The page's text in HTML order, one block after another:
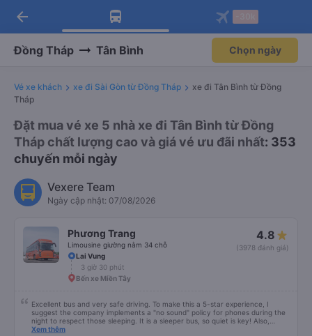
Tải app Vexere ngay!
Nhận ưu đãi thành viên độc
Mở app
Tải app Vexere
-30k/ghế khi đặt vé máy bay qua
Mở app
arrow_back
Đồng Tháp Tân Bình Chọn ngày
Vé xe khách xe đi Sài Gòn từ Đồng Tháp
xe đi Tân Bình từ Đồng
Tháp
Đặt mua vé xe 5 nhà xe đi Tân Bình từ Đồng
Tháp chất lượng cao và giá vé ưu đãi nhất: 353
chuyến mỗi ngày
Vexere Team
Ngày cập nhật: 07/08/2026
Phương Trang
Limousine giường nằm 34 chỗ
4.8
(3978 đánh giá)
Lai Vung
3 giờ 30 phút
Bến xe Miền Tây
Excellent bus and very safe driving. To make this a 5-star experience, I
suggest the company implements a "no sound" policy for phones during the
night to respect those sleeping. It is a sleeper bus, so quiet is key! Also,
please display the Wi-Fi password clearly inside the cabin for convenience. I
Xem thêm